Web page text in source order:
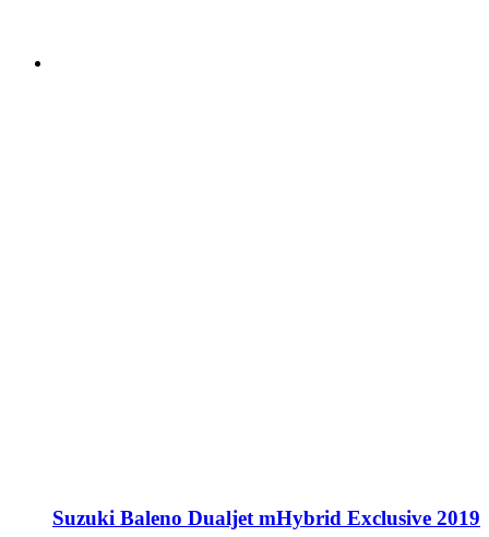
Suzuki Baleno Dualjet mHybrid Exclusive 2019